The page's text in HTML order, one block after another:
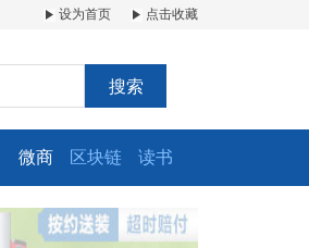
设为首页 点击收藏
搜索
微商 区块链 读书